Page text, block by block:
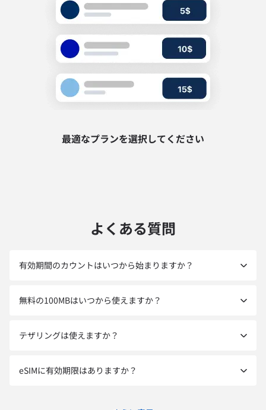
最適なプランを選択してください
よくある質問
有効期間のカウントはいつから始まりますか？
無料の100MBはいつから使えますか？
テザリングは使えますか？
eSIMに有効期限はありますか？